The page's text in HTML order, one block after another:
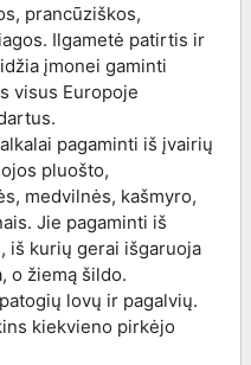
prancūziškos,
Ilgametė patirtis ir
įmonei gaminti
visus Europoje
pagaminti iš įvairių
pluošto,
medvilnės, kašmyro,
Jie pagaminti iš
iš kurių gerai išgaruoja
o žiemą šildo.
lovų ir pagalvių.
kiekvieno pirkėjo